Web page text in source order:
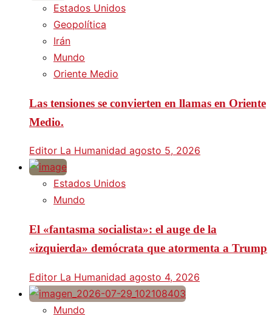
Estados Unidos
Geopolítica
Irán
Mundo
Oriente Medio
Las tensiones se convierten en llamas en Oriente
Medio.
Editor La Humanidad agosto 5, 2026
Estados Unidos
Mundo
El «fantasma socialista»: el auge de la
«izquierda» demócrata que atormenta a Trump
Editor La Humanidad agosto 4, 2026
Mundo